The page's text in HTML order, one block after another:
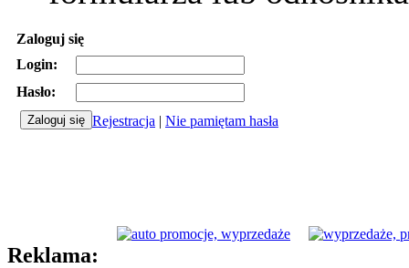
Zaloguj się
Login:
Hasło:
Rejestracja | Nie pamiętam hasła
Reklama: